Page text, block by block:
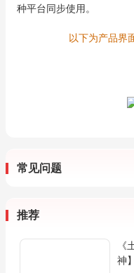
种平台同步使用。
以下为产品界
常见问题
推荐
神】